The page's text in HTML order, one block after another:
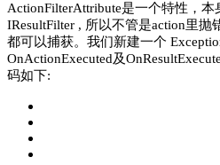
ActionFilterAttribute是一个特性，本
IResultFilter , 所以不管是action里
都可以捕获。我们新建一个
OnActionExecuted及
码如下: